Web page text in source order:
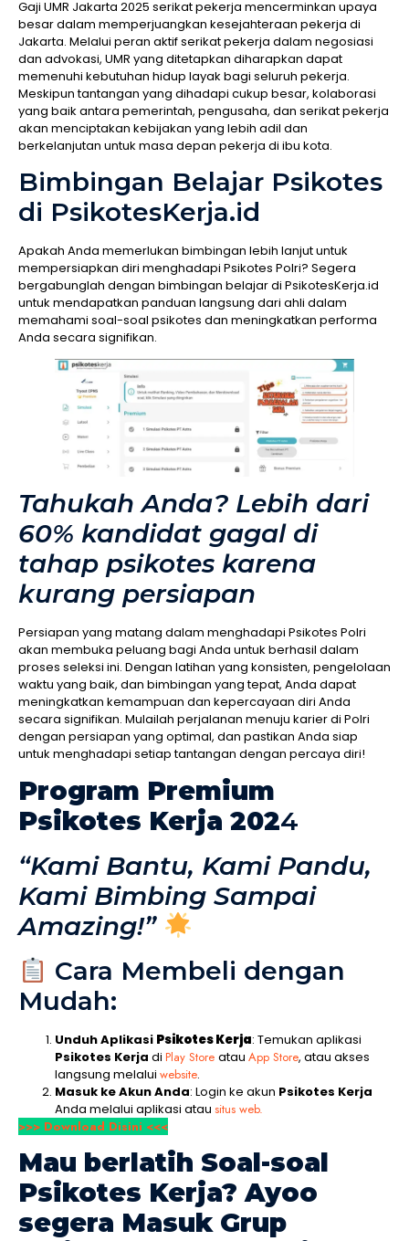
Gaji UMR Jakarta 2025 serikat pekerja mencerminkan upaya
besar dalam memperjuangkan kesejahteraan pekerja di
Jakarta. Melalui peran aktif serikat pekerja dalam negosiasi
dan advokasi, UMR yang ditetapkan diharapkan dapat
memenuhi kebutuhan hidup layak bagi seluruh pekerja.
Meskipun tantangan yang dihadapi cukup besar, kolaborasi
yang baik antara pemerintah, pengusaha, dan serikat pekerja
akan menciptakan kebijakan yang lebih adil dan
berkelanjutan untuk masa depan pekerja di ibu kota.
Bimbingan Belajar Psikotes
di PsikotesKerja.id
Apakah Anda memerlukan bimbingan lebih lanjut untuk
mempersiapkan diri menghadapi Psikotes Polri? Segera
bergabunglah dengan bimbingan belajar di PsikotesKerja.id
untuk mendapatkan panduan langsung dari ahli dalam
memahami soal-soal psikotes dan meningkatkan performa
Anda secara signifikan.
Tahukah Anda? Lebih dari
60% kandidat gagal di
tahap psikotes karena
kurang persiapan
Persiapan yang matang dalam menghadapi Psikotes Polri
akan membuka peluang bagi Anda untuk berhasil dalam
proses seleksi ini. Dengan latihan yang konsisten, pengelolaan
waktu yang baik, dan bimbingan yang tepat, Anda dapat
meningkatkan kemampuan dan kepercayaan diri Anda
secara signifikan. Mulailah perjalanan menuju karier di Polri
dengan persiapan yang optimal, dan pastikan Anda siap
untuk menghadapi setiap tantangan dengan percaya diri!
Program Premium
Psikotes Kerja 2024
“Kami Bantu, Kami Pandu,
Kami Bimbing Sampai
Amazing!”
Cara Membeli dengan
Mudah:
Unduh Aplikasi Psikotes Kerja: Temukan aplikasi
Psikotes Kerja di Play Store atau App Store, atau akses
langsung melalui website.
Masuk ke Akun Anda: Login ke akun Psikotes Kerja
Anda melalui aplikasi atau situs web.
>>> Download Disini <<<
Mau berlatih Soal-soal
Psikotes Kerja? Ayoo
segera Masuk Grup